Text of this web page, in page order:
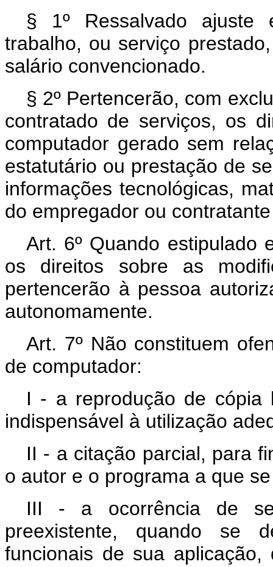
§ 1º Ressalvado ajuste
trabalho, ou serviço
salário convencionado.
§ 2º Pertencerão, com
contratado de serviços, os
computador gerado sem
estatutário ou prestação de
informações tecnológicas,
do empregador ou
Art. 6º Quando estipulado
os direitos sobre as
pertencerão à pessoa
autonomamente.
Art. 7º Não constituem
de computador:
I - a reprodução de cópia
indispensável à utilização
II - a citação parcial, para
o autor e o programa a que
III - a ocorrência de
preexistente, quando se
funcionais de sua